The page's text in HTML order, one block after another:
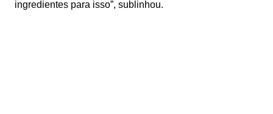
ingredientes para isso”, sublinhou.